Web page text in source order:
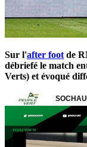
Sur l'after foot de
débriefé le match
Verts) et évoqué